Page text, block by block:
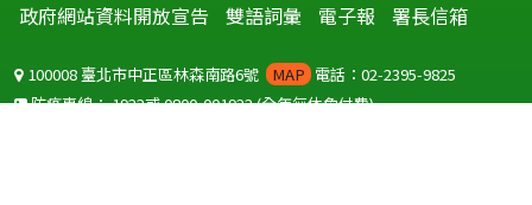
政府網站資料開放宣告
雙語詞彙 電子報 署長信箱
100008 臺北市中正區林森南路6號 MAP 電話：02-2395-9825
防疫專線：1922或0800-001922(全年無休免付費)